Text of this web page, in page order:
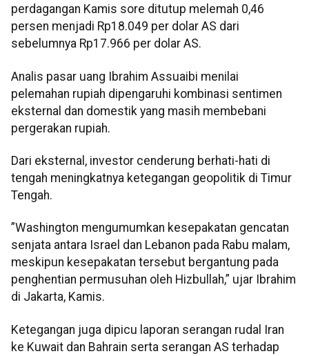
perdagangan Kamis sore ditutup melemah 0,46
persen menjadi Rp18.049 per dolar AS dari
sebelumnya Rp17.966 per dolar AS.
Analis pasar uang Ibrahim Assuaibi menilai
pelemahan rupiah dipengaruhi kombinasi sentimen
eksternal dan domestik yang masih membebani
pergerakan rupiah.
Dari eksternal, investor cenderung berhati-hati di
tengah meningkatnya ketegangan geopolitik di Timur
Tengah.
”Washington mengumumkan kesepakatan gencatan
senjata antara Israel dan Lebanon pada Rabu malam,
meskipun kesepakatan tersebut bergantung pada
penghentian permusuhan oleh Hizbullah,” ujar Ibrahim
di Jakarta, Kamis.
Ketegangan juga dipicu laporan serangan rudal Iran
ke Kuwait dan Bahrain serta serangan AS terhadap